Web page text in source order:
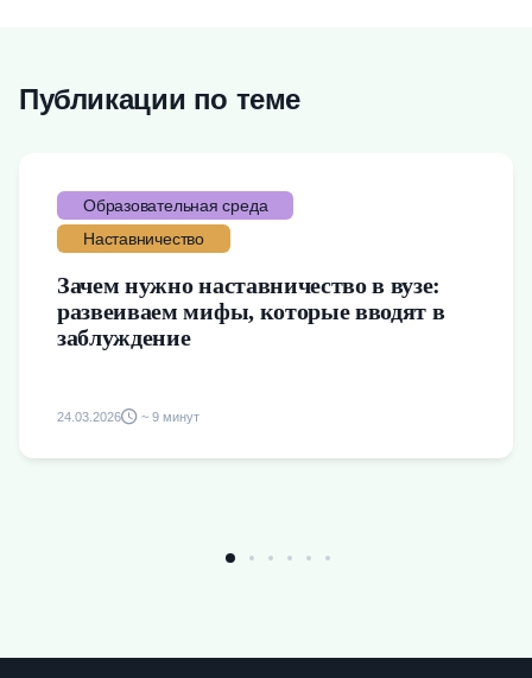
Публикации по теме
Образовательная среда
Наставничество
Зачем нужно наставничество в вузе:
развеиваем мифы, которые вводят в
заблуждение
24.03.2026 ~ 9 минут